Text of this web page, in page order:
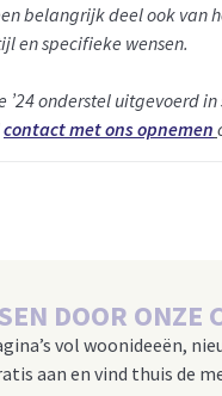
belangrijk deel ook van
en specifieke wensen.
onderstel uitgevoerd
contact met ons opnemen
DOOR ONZE
vol woonideeën,
aan en vind thuis de